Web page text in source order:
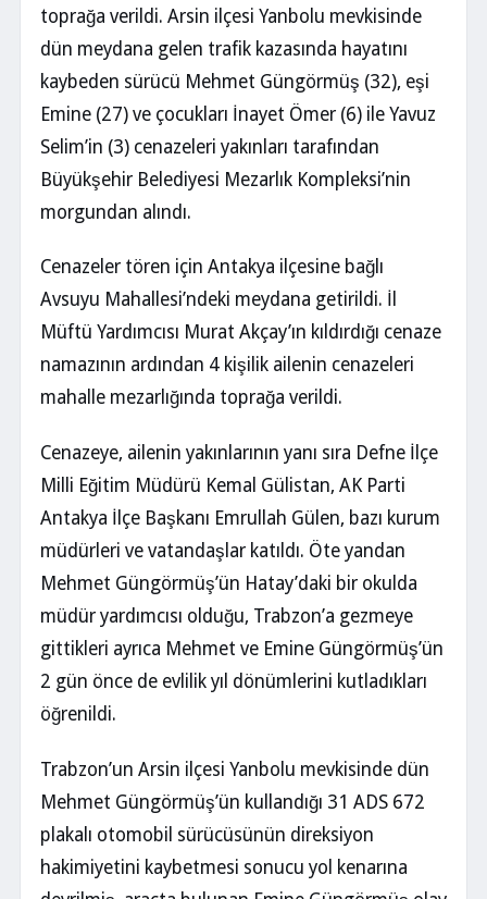
toprağa verildi. Arsin ilçesi Yanbolu mevkisinde
dün meydana gelen trafik kazasında hayatını
kaybeden sürücü Mehmet Güngörmüş (32), eşi
Emine (27) ve çocukları İnayet Ömer (6) ile Yavuz
Selim’in (3) cenazeleri yakınları tarafından
Büyükşehir Belediyesi Mezarlık Kompleksi’nin
morgundan alındı.
Cenazeler tören için Antakya ilçesine bağlı
Avsuyu Mahallesi’ndeki meydana getirildi. İl
Müftü Yardımcısı Murat Akçay’ın kıldırdığı cenaze
namazının ardından 4 kişilik ailenin cenazeleri
mahalle mezarlığında toprağa verildi.
Cenazeye, ailenin yakınlarının yanı sıra Defne İlçe
Milli Eğitim Müdürü Kemal Gülistan, AK Parti
Antakya İlçe Başkanı Emrullah Gülen, bazı kurum
müdürleri ve vatandaşlar katıldı. Öte yandan
Mehmet Güngörmüş’ün Hatay’daki bir okulda
müdür yardımcısı olduğu, Trabzon’a gezmeye
gittikleri ayrıca Mehmet ve Emine Güngörmüş’ün
2 gün önce de evlilik yıl dönümlerini kutladıkları
öğrenildi.
Trabzon’un Arsin ilçesi Yanbolu mevkisinde dün
Mehmet Güngörmüş’ün kullandığı 31 ADS 672
plakalı otomobil sürücüsünün direksiyon
hakimiyetini kaybetmesi sonucu yol kenarına